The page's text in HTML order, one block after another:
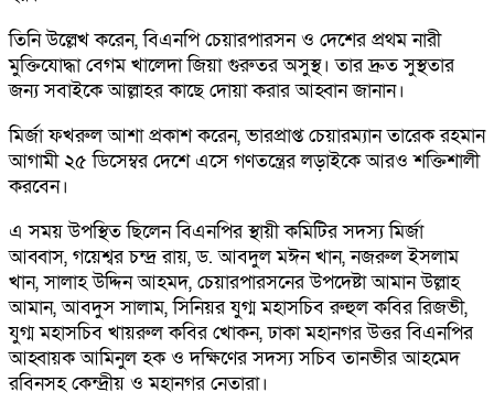
তিনি উল্লেখ করেন, বিএনপি চেয়ারপারসন ও দেশের প্রথম নারী
মুক্তিযোদ্ধা বেগম খালেদা জিয়া গুরুতর অসুস্থ। তার দ্রুত সুস্থতার
জন্য সবাইকে আল্লাহর কাছে দোয়া করার আহ্বান জানান।
মির্জা ফখরুল আশা প্রকাশ করেন, ভারপ্রাপ্ত চেয়ারম্যান তারেক রহমান
আগামী ২৫ ডিসেম্বর দেশে এসে গণতন্ত্রের লড়াইকে আরও শক্তিশালী
করবেন।
এ সময় উপস্থিত ছিলেন বিএনপির স্থায়ী কমিটির সদস্য মির্জা
আব্বাস, গয়েশ্বর চন্দ্র রায়, ড. আবদুল মঈন খান, নজরুল ইসলাম
খান, সালাহ উদ্দিন আহমদ, চেয়ারপারসনের উপদেষ্টা আমান উল্লাহ
আমান, আবদুস সালাম, সিনিয়র যুগ্ম মহাসচিব রুহুল কবির রিজভী,
যুগ্ম মহাসচিব খায়রুল কবির খোকন, ঢাকা মহানগর উত্তর বিএনপির
আহ্বায়ক আমিনুল হক ও দক্ষিণের সদস্য সচিব তানভীর আহমেদ
রবিনসহ কেন্দ্রীয় ও মহানগর নেতারা।